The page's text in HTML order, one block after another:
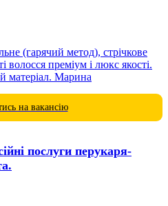
(гарячий метод), стрічкове
преміум і люкс якості.
Використовую тільки якісний матеріал. Марина
на вакансію
послуги перукаря-